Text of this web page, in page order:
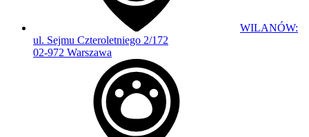
WILANÓW:
ul. Sejmu Czteroletniego 2/172
02-972 Warszawa